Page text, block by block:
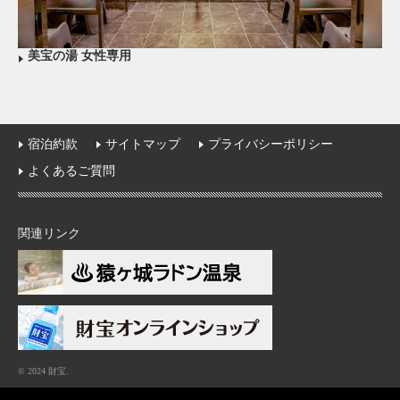
美宝の湯 女性専用
宿泊約款 サイトマップ
プライバシーポリシー
よくあるご質問
関連リンク
© 2024 財宝.